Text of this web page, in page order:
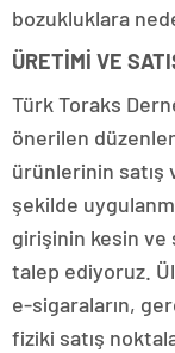
bozukluklara
ÜRETİMİ VE
Türk Toraks
önerilen
ürünlerinin satış
şekilde
girişinin kesin
talep ediyoruz.
e-sigaraların,
fiziki satış